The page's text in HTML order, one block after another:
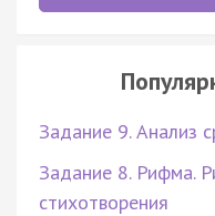
Задание 9. Анализ
Задание 8. Рифма.
стихотворения